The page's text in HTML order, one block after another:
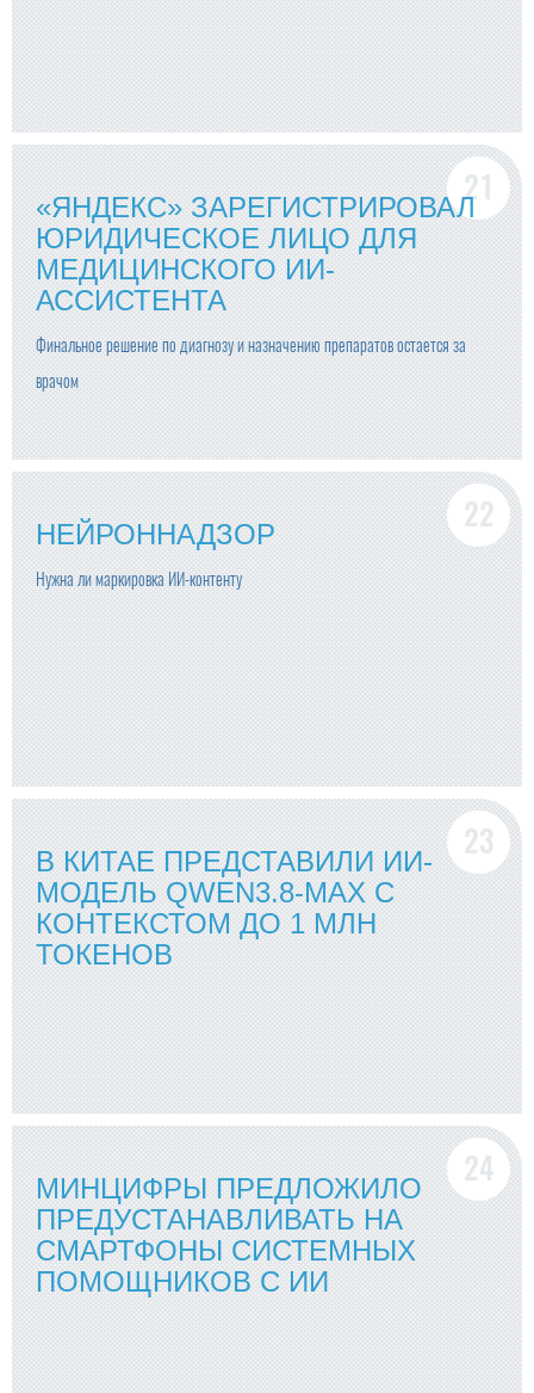
«ЯНДЕКС» ЗАРЕГИСТРИРОВАЛ
ЮРИДИЧЕСКОЕ ЛИЦО ДЛЯ
МЕДИЦИНСКОГО ИИ-
АССИСТЕНТА
Финальное решение по диагнозу и назначению препаратов остается за
врачом
НЕЙРОННАДЗОР
Нужна ли маркировка ИИ-контенту
В КИТАЕ ПРЕДСТАВИЛИ ИИ-
МОДЕЛЬ QWEN3.8-MAX С
КОНТЕКСТОМ ДО 1 МЛН
ТОКЕНОВ
МИНЦИФРЫ ПРЕДЛОЖИЛО
ПРЕДУСТАНАВЛИВАТЬ НА
СМАРТФОНЫ СИСТЕМНЫХ
ПОМОЩНИКОВ С ИИ